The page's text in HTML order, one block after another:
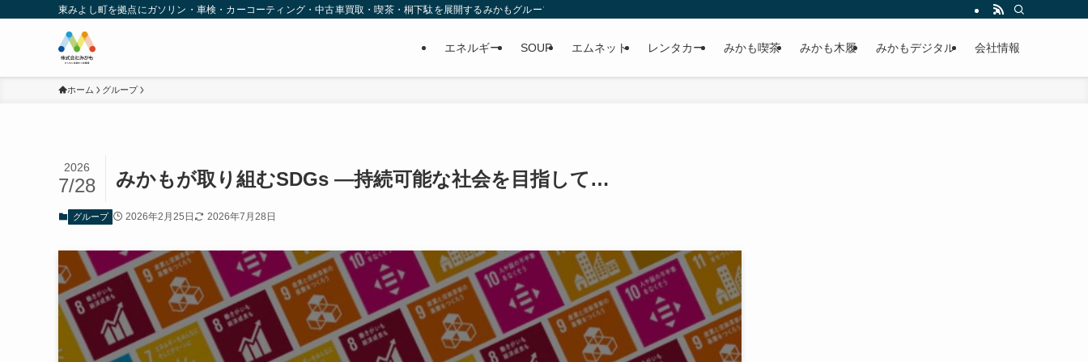
東みよし町を拠点にガソリン・車検・カーコーティング・中古車買取・喫茶・桐下駄を展開するみかもグループ
エネルギー SOUP エムネット レンタカー みかも喫茶 みかも木履 みかもデジタル 会社情報
ホーム グループ
みかもが取り組むSDGs —持続可能な社会を目指して…
2026
7/28
グループ 2026年2月25日 2026年7月28日